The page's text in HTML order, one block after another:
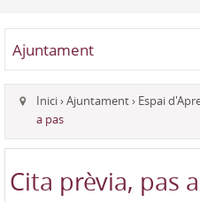
Ajuntament
Inici›Ajuntament› Espai
a pas
Cita prèvia, pas